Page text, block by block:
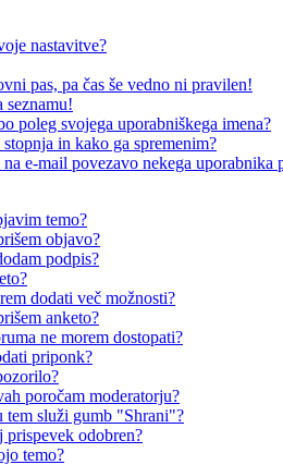
nastavitve?
pas, pa čas še vedno ni pravilen!
seznamu!
poleg svojega uporabniškega imena?
in kako ga spremenim?
e-mail povezavo nekega uporabnika
temo?
objavo?
podpis?
dodati več možnosti?
anketo?
ne morem dostopati?
priponk?
poročam moderatorju?
tem služi gumb "Shrani"?
odobren?
temo?